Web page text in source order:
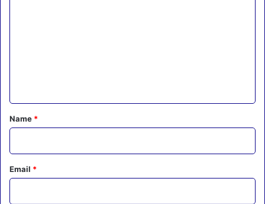
*
Name *
Email *